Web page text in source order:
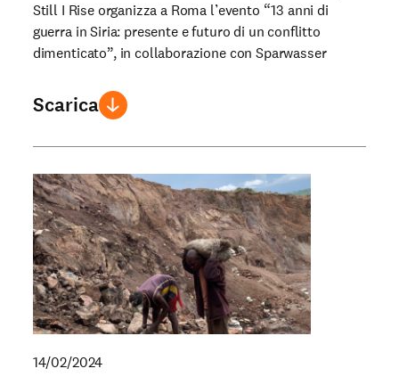
Still I Rise organizza a Roma l’evento “13 anni di
guerra in Siria: presente e futuro di un conflitto
dimenticato”, in collaborazione con Sparwasser
Scarica
14/02/2024